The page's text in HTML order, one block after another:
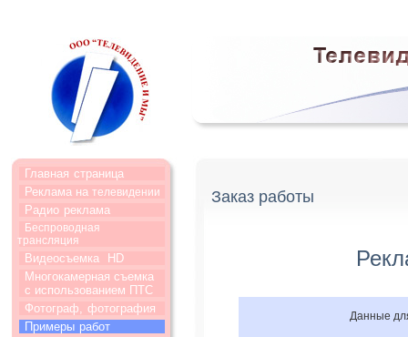
Главная страница
Реклама на телевидении
Радио реклама
Беспроводная
трансляция
Видеосъемка
HD
Многокамерная съемка
с использованием ПТС
Фотограф, фотография
Примеры работ
Заказ работы
Данные